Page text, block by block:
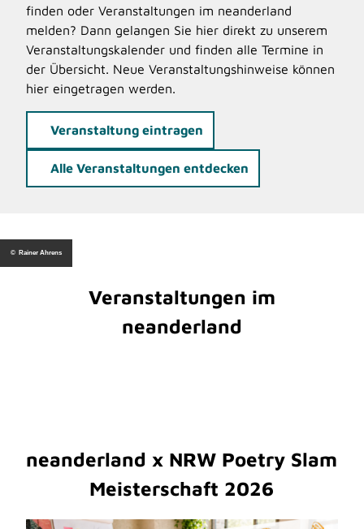
finden oder Veranstaltungen im neanderland
melden? Dann gelangen Sie hier direkt zu unserem
Veranstaltungskalender und finden alle Termine in
der Übersicht. Neue Veranstaltungshinweise können
hier eingetragen werden.
Veranstaltung eintragen
Alle Veranstaltungen entdecken
© Rainer Ahrens
Veranstaltungen im
neanderland
neanderland x NRW Poetry Slam
Meisterschaft 2026